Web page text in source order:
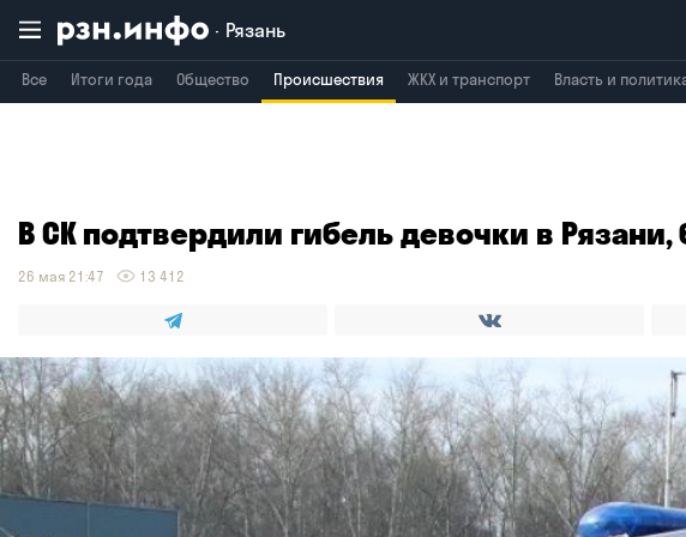
Рязань
Все Итоги года Общество Происшествия ЖКХ и транспорт Власть и
В СК подтвердили гибель девочки в
26 мая 21:47 13 412